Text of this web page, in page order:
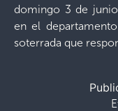
domingo 3 de
en el
soterrada que